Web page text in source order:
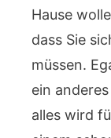
Hause
dass Sie
müssen.
ein
alles wird